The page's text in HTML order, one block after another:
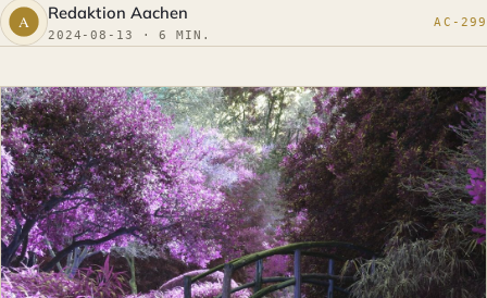
Redaktion Aachen
2024-08-13 · 6 MIN.
AC-299